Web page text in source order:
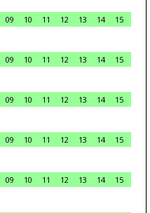
09 10 11 12 13 14
15
09 10 11 12 13 14
15
09 10 11 12 13 14
15
09 10 11 12 13 14
15
09 10 11 12 13 14
15